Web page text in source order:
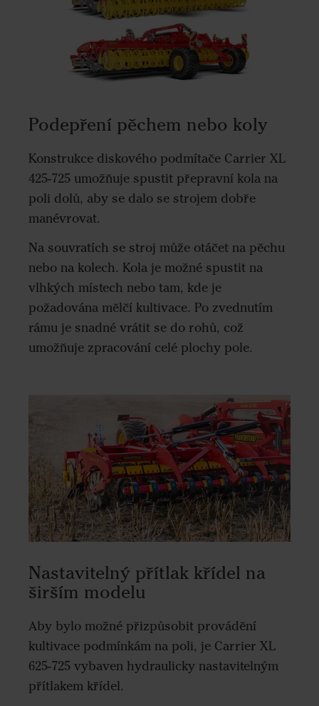
Podepření pěchem nebo koly
Konstrukce diskového podmítače Carrier XL
425-725 umožňuje spustit přepravní kola na
poli dolů, aby se dalo se strojem dobře
manévrovat.
Na souvratích se stroj může otáčet na pěchu
nebo na kolech. Kola je možné spustit na
vlhkých místech nebo tam, kde je
požadována mělčí kultivace. Po zvednutím
rámu je snadné vrátit se do rohů, což
umožňuje zpracování celé plochy pole.
Nastavitelný přítlak křídel na
širším modelu
Aby bylo možné přizpůsobit provádění
kultivace podmínkám na poli, je Carrier XL
625-725 vybaven hydraulicky nastavitelným
přítlakem křídel.